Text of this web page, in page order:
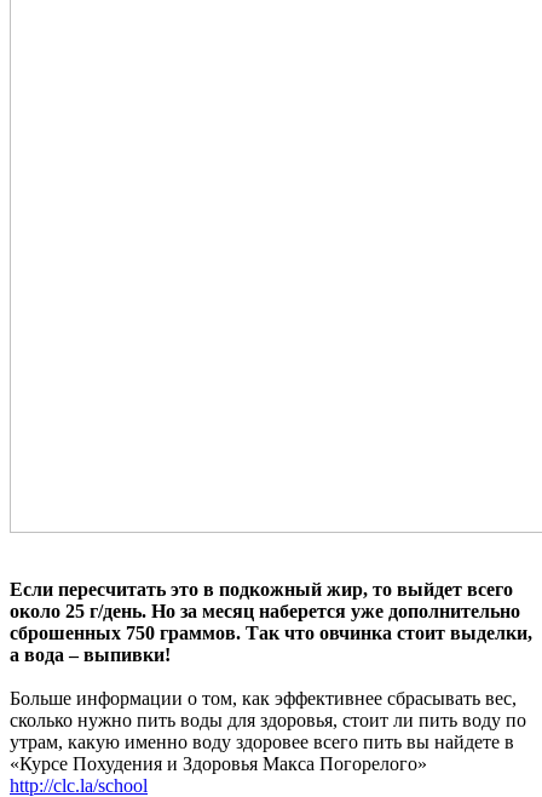
Если пересчитать это в подкожный жир, то выйдет всего
около 25 г/день. Но за месяц наберется уже дополнительно
сброшенных 750 граммов. Так что овчинка стоит выделки,
а вода – выпивки!
Больше информации о том, как эффективнее сбрасывать вес,
сколько нужно пить воды для здоровья, стоит ли пить воду по
утрам, какую именно воду здоровее всего пить вы найдете в
«Курсе Похудения и Здоровья Макса Погорелого»
http://clc.la/school